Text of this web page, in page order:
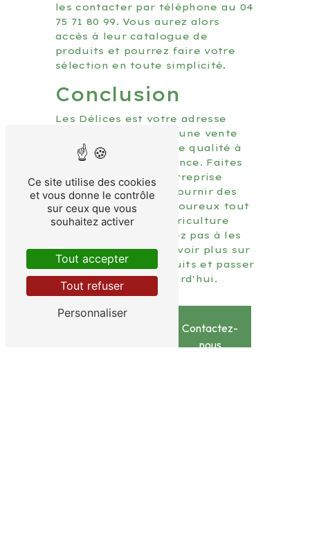
les contacter par téléphone au 04
75 71 80 99. Vous aurez alors
accès à leur catalogue de
produits et pourrez faire votre
sélection en toute simplicité.
Conclusion
Les Délices est votre adresse
incontournable pour une vente
directe de produits de qualité à
Saint-Marcel-lès-Valence. Faites
confiance à cette entreprise
engagée pour vous fournir des
délices locaux et savoureux tout
en soutenant une agriculture
responsable. N'hésitez pas à les
contacter pour en savoir plus sur
leur gamme de produits et passer
commande dès aujourd'hui.
En
Contactez-
nous
Ce site utilise des cookies
et vous donne le contrôle
sur ceux que vous
souhaitez activer
Tout accepter
Tout refuser
Personnaliser